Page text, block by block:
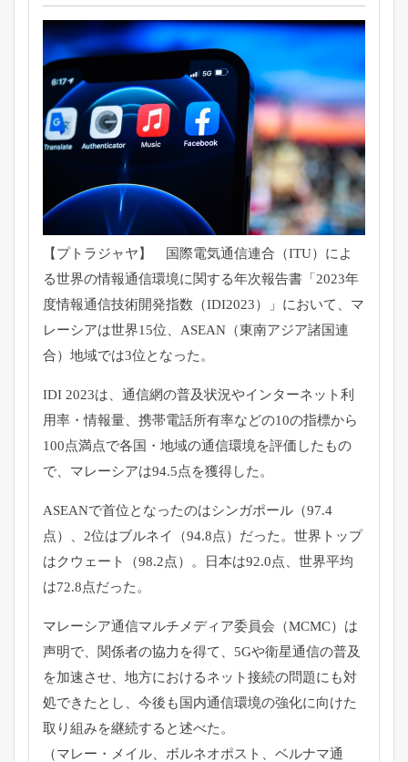
【プトラジャヤ】 国際電気通信連合（ITU）によ
る世界の情報通信環境に関する年次報告書「2023年
度情報通信技術開発指数（IDI2023）」において、マ
レーシアは世界15位、ASEAN（東南アジア諸国連
合）地域では3位となった。
IDI 2023は、通信網の普及状況やインターネット利
用率・情報量、携帯電話所有率などの10の指標から
100点満点で各国・地域の通信環境を評価したもの
で、マレーシアは94.5点を獲得した。
ASEANで首位となったのはシンガポール（97.4
点）、2位はブルネイ（94.8点）だった。世界トップ
はクウェート（98.2点）。日本は92.0点、世界平均
は72.8点だった。
マレーシア通信マルチメディア委員会（MCMC）は
声明で、関係者の協力を得て、5Gや衛星通信の普及
を加速させ、地方におけるネット接続の問題にも対
処できたとし、今後も国内通信環境の強化に向けた
取り組みを継続すると述べた。
（マレー・メイル、ボルネオポスト、ベルナマ通